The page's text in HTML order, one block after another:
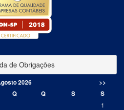
de Obrigações
2026
>>
Q Q S S
1